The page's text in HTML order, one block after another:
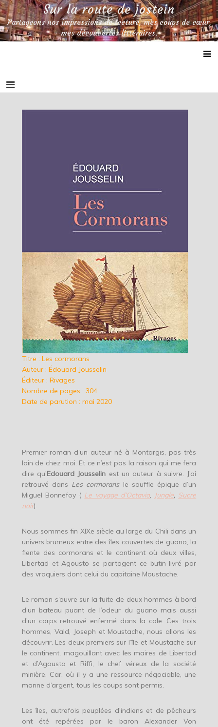
Skip
to
content
Sur la route de jostein
Partageons nos impressions de lecture, mes coups de cœur,
mes découvertes littéraires.
Titre : Les cormorans
Auteur : Édouard Jousselin
Éditeur : Rivages
Nombre de pages : 304
Date de parution : mai 2020
Premier roman d’un auteur né à Montargis, pas très
loin de chez moi. Et ce n’est pas la raison qui me fera
dire qu’Edouard Jousselin est un auteur à suivre. J’ai
retrouvé dans Les cormoransle souffle épique d’un
Miguel Bonnefoy ( Le voyage d’Octavio, Jungle, Sucre
noir).
Nous sommes fin XIXe siècle au large du Chili dans un
univers brumeux entre des îles couvertes de guano, la
fiente des cormorans et le continent où deux villes,
Libertad et Agousto se partagent ce butin livré par
des vraquiers dont celui du capitaine Moustache.
Le roman s’ouvre sur la fuite de deux hommes à bord
d’un bateau puant de l’odeur du guano mais aussi
d’un corps retrouvé enfermé dans la cale. Ces trois
hommes, Vald, Joseph et Moustache, nous allons les
découvrir. Les deux premiers sur l’île et Moustache sur
le continent, magouillant avec les maires de Libertad
et d’Agousto et Riffi, le chef véreux de la société
minière. Car, où il y a une ressource négociable, une
manne d’argent, tous les coups sont permis.
Les îles, autrefois peuplées d’indiens et de pêcheurs
ont été repérées par le baron Alexander Von